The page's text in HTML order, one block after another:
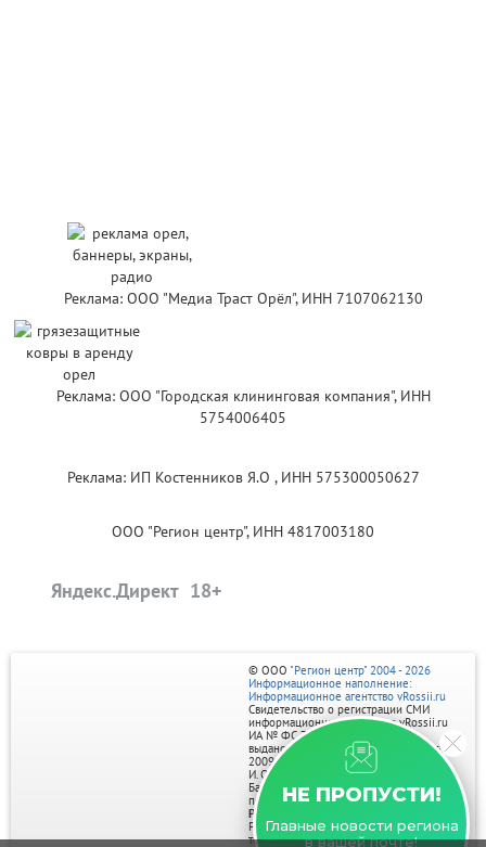
Реклама: ООО "Медиа Траст Орёл", ИНН 7107062130
Реклама: ООО "Городская клининговая компания", ИНН
5754006405
Реклама: ИП Костенников Я.О , ИНН 575300050627
ООО "Регион центр", ИНН 4817003180
Яндекс.Директ
НЕ ПРОПУСТИ!
Главные новости региона
в вашей почте!
© ООО "Регион центр" 2004 - 2026
Информационное наполнение:
Информационное агентство vRossii.ru
Свидетельство о регистрации СМИ
информационного агентства vRossii.ru
ИА № ФС 77‑35502
выдано РОСКОМНАДЗОРом 04 марта
2009г.
И. О. Главного редактора Нарыков А. Н.
Баннеры на портале размещаются на
правах рекламы.
Реклама на портале:
Рекламное агентство "Умный маркетинг"
тел. 7-910-267-70-40,